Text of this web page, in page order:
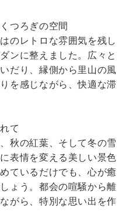
つろぎの空間
のレトロな雰囲気を残し
ンに整えました。広々と
だり、縁側から里山の風
を感じながら、快適な滞
て
秋の紅葉、そして冬の雪
表情を変える美しい景色
ているだけでも、心が癒
ょう。都会の喧騒から離
がら、特別な思い出を作